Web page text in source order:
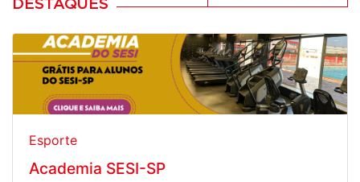
DESTAQUES
Esporte
Academia SESI-SP